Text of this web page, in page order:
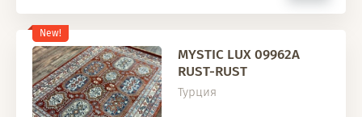
New!
MYSTIC LUX 09962A
RUST-RUST
Турция